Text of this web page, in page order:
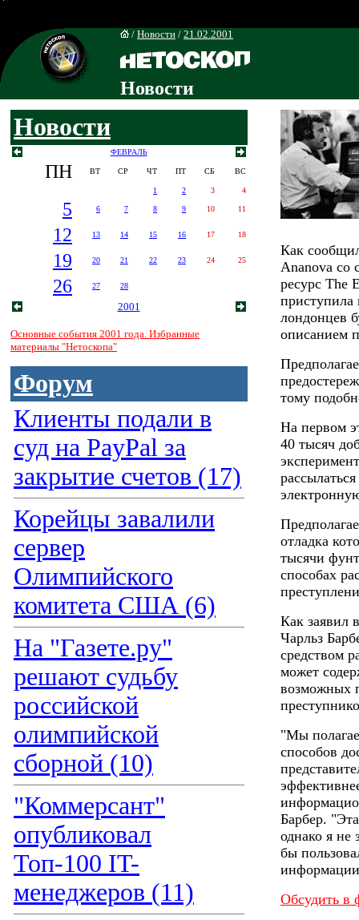
/ Новости / 21.02.2001
Новости
Новости
ФЕВРАЛЬ
ПН ВТ СР ЧТ ПТ СБ ВС
1 2 3 4
5 6 7 8 9 10 11
12 13 14 15 16 17 18
19 20 21 22 23 24 25
26 27 28
2001
Основные события 2001 года. Избранные
материалы "Нетоскопа"
Форум
Клиенты подали в
суд на PayPal за
закрытие счетов (17)
Корейцы завалили
сервер
Олимпийского
комитета США (6)
На "Газете.ру"
решают судьбу
российской
олимпийской
сборной (10)
"Коммерсант"
опубликовал
Топ-100 IT-
менеджеров (11)
Как
Ananova со
ресурс The
приступила
лондонцев
описанием
тому
На первом
40 тысяч
отладка
тысячи
способах
Как заявил
Чарльз
средством
может
возможных
"Мы
способов
Барбер.
однако я не
бы
Обсудить в